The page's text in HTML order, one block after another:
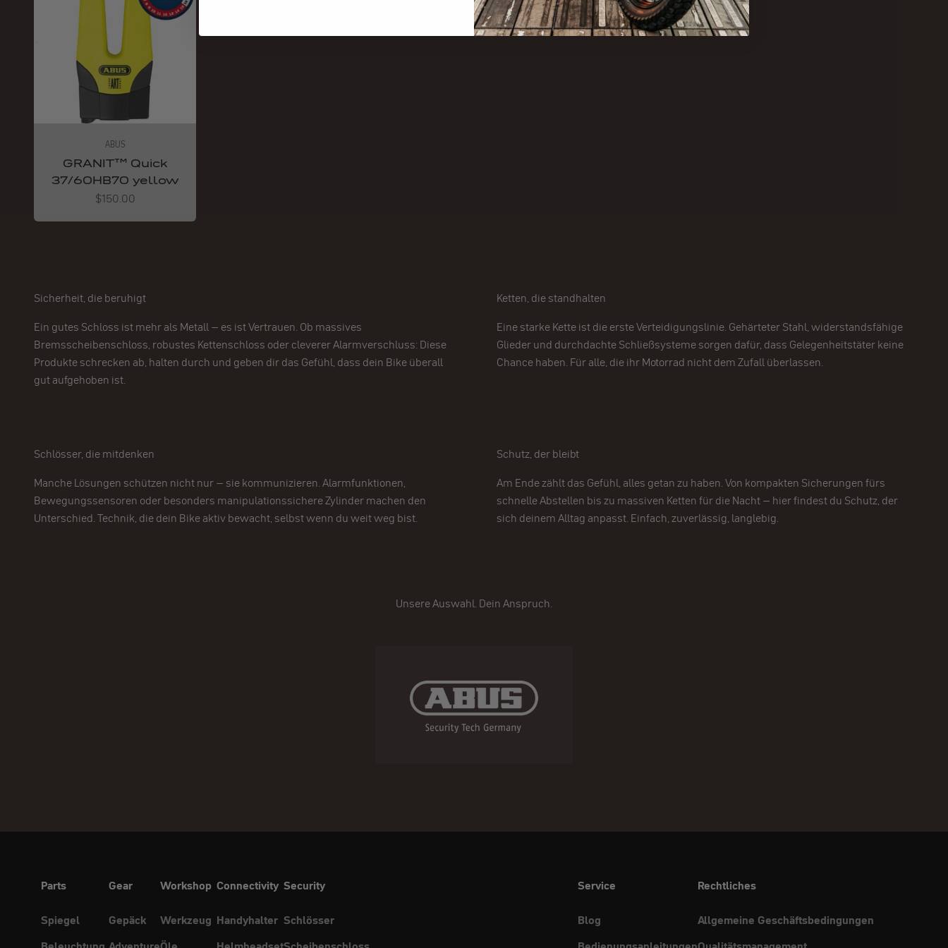
ABUS
GRANIT™ Quick
37/60HB70 yellow
Angebot
$150.00
Sicherheit, die beruhigt
Ein gutes Schloss ist mehr als Metall – es ist Vertrauen. Ob massives
Bremsscheibenschloss, robustes Kettenschloss oder cleverer Alarmverschluss: Diese
Produkte schrecken ab, halten durch und geben dir das Gefühl, dass dein Bike überall
gut aufgehoben ist.
Ketten, die standhalten
Eine starke Kette ist die erste Verteidigungslinie. Gehärteter Stahl, widerstandsfähige
Glieder und durchdachte Schließsysteme sorgen dafür, dass Gelegenheitstäter keine
Chance haben. Für alle, die ihr Motorrad nicht dem Zufall überlassen.
Schlösser, die mitdenken
Manche Lösungen schützen nicht nur – sie kommunizieren. Alarmfunktionen,
Bewegungssensoren oder besonders manipulationssichere Zylinder machen den
Unterschied. Technik, die dein Bike aktiv bewacht, selbst wenn du weit weg bist.
Schutz, der bleibt
Am Ende zählt das Gefühl, alles getan zu haben. Von kompakten Sicherungen fürs
schnelle Abstellen bis zu massiven Ketten für die Nacht – hier findest du Schutz, der
sich deinem Alltag anpasst. Einfach, zuverlässig, langlebig.
Unsere Auswahl. Dein Anspruch.
Parts
Spiegel
Gear
Gepäck
Workshop
Werkzeug
Connectivity
Handyhalter
Security
Schlösser
Service
Blog
Rechtliches
Allgemeine Geschäftsbedingungen